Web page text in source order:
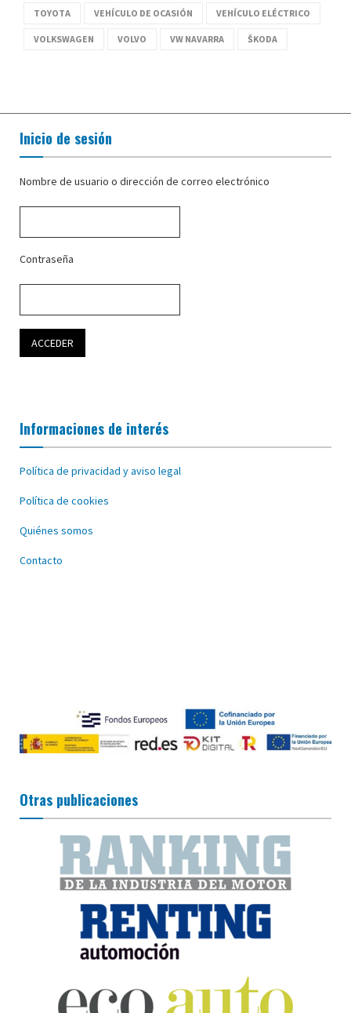
TOYOTA VEHÍCULO DE OCASIÓN VEHÍCULO ELÉCTRICO
VOLKSWAGEN VOLVO VW NAVARRA ŠKODA
Inicio de sesión
Nombre de usuario o dirección de correo electrónico
Contraseña
Informaciones de interés
Política de privacidad y aviso legal
Política de cookies
Quiénes somos
Contacto
Otras publicaciones